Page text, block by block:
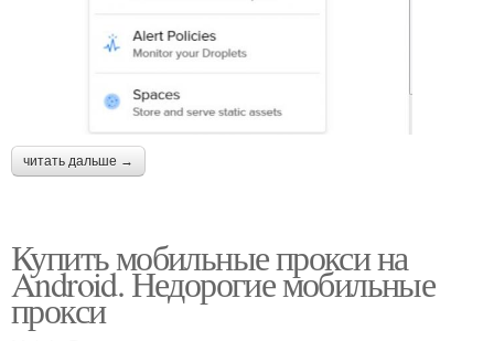
читать дальше →
Купить мобильные прокси на
Android. Недорогие мобильные
прокси